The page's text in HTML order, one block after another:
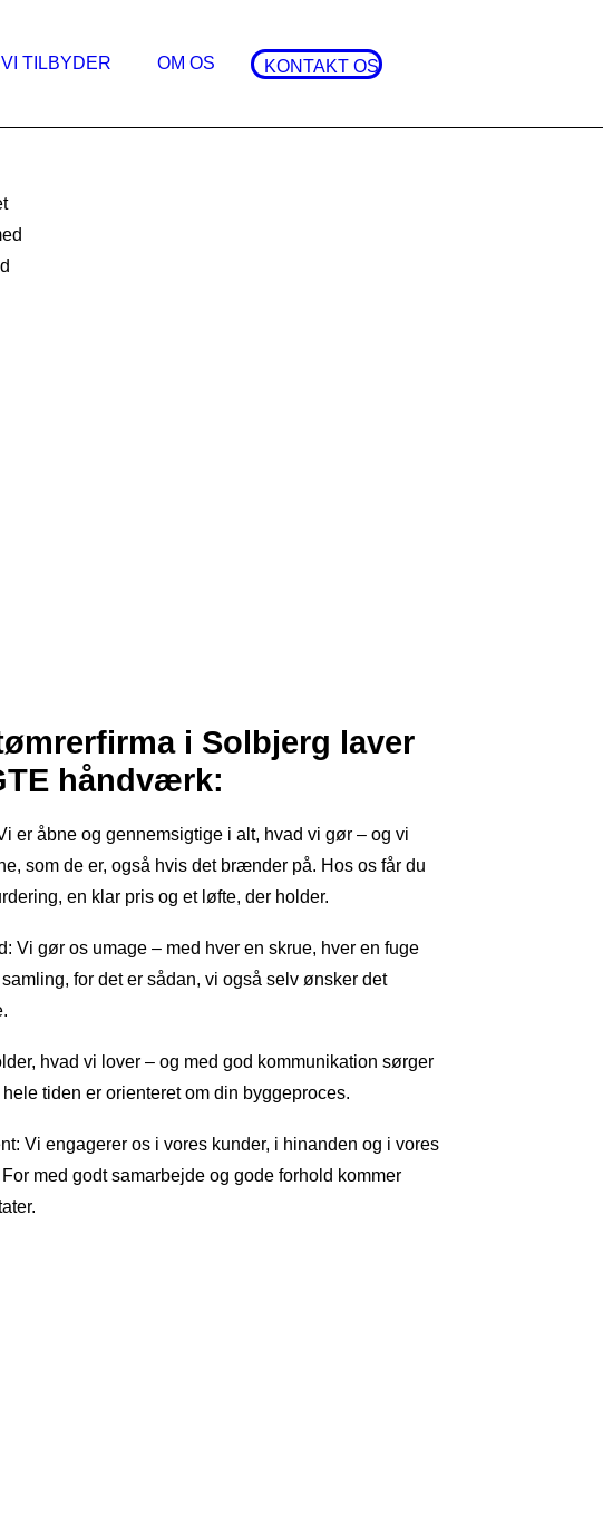
VI TILBYDER OM OS KONTAKT OS
i Solbjerg laver
håndværk:
er åbne og gennemsigtige i alt, hvad vi gør – og vi
som de er, også hvis det brænder på. Hos os får du
en klar pris og et løfte, der holder.
Vi gør os umage – med hver en skrue, hver en fuge
for det er sådan, vi også selv ønsker det
hvad vi lover – og med god kommunikation sørger
hele tiden er orienteret om din byggeproces.
Vi engagerer os i vores kunder, i hinanden og i vores
med godt samarbejde og gode forhold kommer